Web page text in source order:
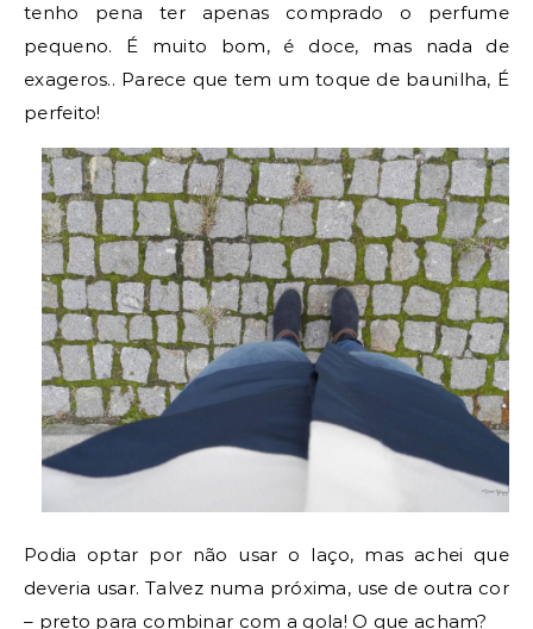
tenho pena ter apenas comprado o perfume
pequeno. É muito bom, é doce, mas nada de
exageros.. Parece que tem um toque de baunilha, É
perfeito!
Podia optar por não usar o laço, mas achei que
deveria usar. Talvez numa próxima, use de outra cor
– preto para combinar com a gola! O que acham?